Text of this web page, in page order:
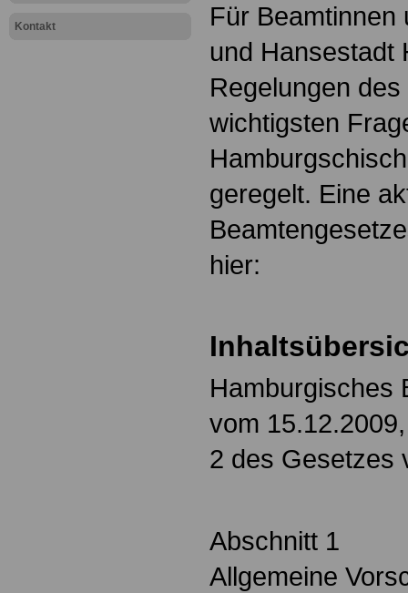
Kontakt
Für Beamtinnen
und Hansestadt
Regelungen
wichtigsten
geregelt. Eine
hier:
Hamburgisches
vom
2 des Gesetzes
Abschnitt 1
Allgemeine